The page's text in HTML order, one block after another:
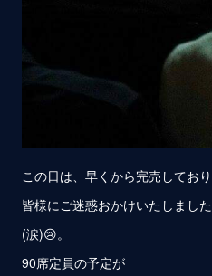
この日は、早くから完売しており
皆様にご迷惑おかけいたしました
(涙)😢。
90席定員の予定が